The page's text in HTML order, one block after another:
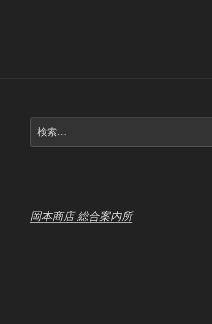
索:
岡本商店 総合案内所